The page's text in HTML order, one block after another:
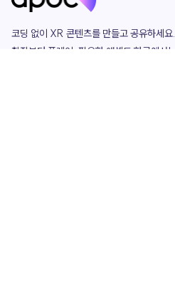
코딩 없이 XR 콘텐츠를 만들고 공유하세요.
창작부터 플레이, 필요한 애셋도 한곳에서!